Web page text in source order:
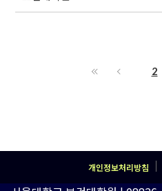
2
개인정보처리방침